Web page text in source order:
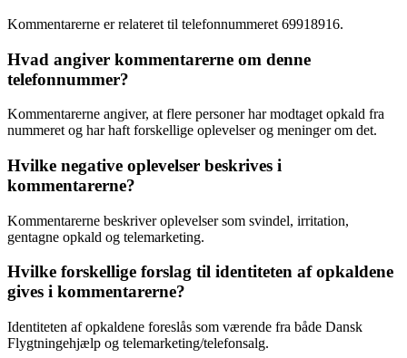
Kommentarerne er relateret til telefonnummeret 69918916.
Hvad angiver kommentarerne om denne
telefonnummer?
Kommentarerne angiver, at flere personer har modtaget opkald fra
nummeret og har haft forskellige oplevelser og meninger om det.
Hvilke negative oplevelser beskrives i
kommentarerne?
Kommentarerne beskriver oplevelser som svindel, irritation,
gentagne opkald og telemarketing.
Hvilke forskellige forslag til identiteten af opkaldene
gives i kommentarerne?
Identiteten af opkaldene foreslås som værende fra både Dansk
Flygtningehjælp og telemarketing/telefonsalg.